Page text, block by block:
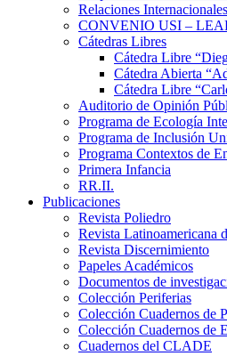
Relaciones Internacionales
CONVENIO USI –
Cátedras Libres
Cátedra Libre
Cátedra Abierta
Cátedra Libre
Auditorio de Opinión
Programa de Ecología
Programa de Inclusión
Programa Contextos de
Primera Infancia
RR.II.
Publicaciones
Revista Poliedro
Revista Latinoamericana
Revista Discernimiento
Papeles Académicos
Documentos de
Colección Periferias
Colección Cuadernos de
Colección Cuadernos de
Cuadernos del CLADE